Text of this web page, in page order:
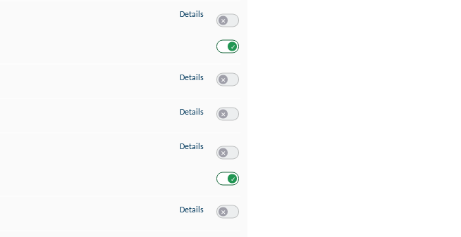
Details zu Verwendung reduzierter Daten zur Auswahl von Werbeanzeigen
Details zu Erstellung von Profilen für personalisierte Werbung
Details zu Verwendung von Profilen zur Auswahl personalisierter Werbung
Details zu Messung der Werbeleistung
Details zu Messung der Performance von Inhalten